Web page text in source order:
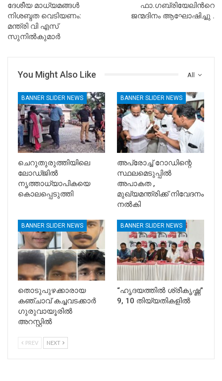
ദേശീയ മാധ്യമങ്ങൾ
നിശബ്ദത വെടിയണം:
മന്ത്രി വി എസ്
സുനിൽകുമാർ
ഫാ.ഗബ്രിയേലിന്‍റെ
ജന്മദിനം ആഘോഷിച്ചു .
All
You Might Also Like
BANNER SLIDER NEWS
ചെറുതുരുത്തിയിലെ
ലോഡ്ജിൽ
നൃത്താധ്യാപികയെ
കൊലപ്പെടുത്തി
BANNER SLIDER NEWS
അപ്രോച്ച് റോഡിന്റെ
സ്ഥലമെടുപ്പിൽ
അപാകത ,
മുഖ്യമന്ത്രിക്ക് നിവേദനം
നൽകി
BANNER SLIDER NEWS
തൊടുപുഴക്കാരായ
കഞ്ചാവ് കച്ചവടക്കാർ
ഗുരുവായൂരിൽ
അറസ്റ്റിൽ
BANNER SLIDER NEWS
“ഹൃദയത്തിൽ ശ്രീകൃഷ്ണ”
9, 10 തിയ്യതികളിൽ
PREV NEXT